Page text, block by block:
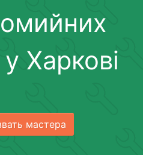
Харкові
мастера